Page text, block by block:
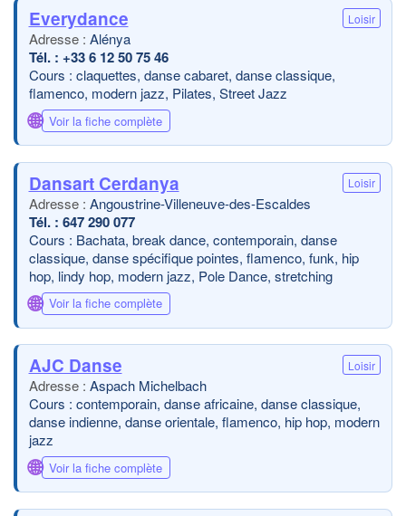
Everydance Loisir
Alénya
+33 6 12 50 75 46
Cours : claquettes, danse cabaret, danse classique,
flamenco, modern jazz, Pilates, Street Jazz
🌐 Voir la fiche complète
Dansart Cerdanya Loisir
Angoustrine-Villeneuve-des-Escaldes
647 290 077
Cours : Bachata, break dance, contemporain, danse
classique, danse spécifique pointes, flamenco, funk, hip
hop, lindy hop, modern jazz, Pole Dance, stretching
🌐 Voir la fiche complète
AJC Danse Loisir
Aspach Michelbach
Cours : contemporain, danse africaine, danse classique,
danse indienne, danse orientale, flamenco, hip hop, modern
jazz
🌐 Voir la fiche complète